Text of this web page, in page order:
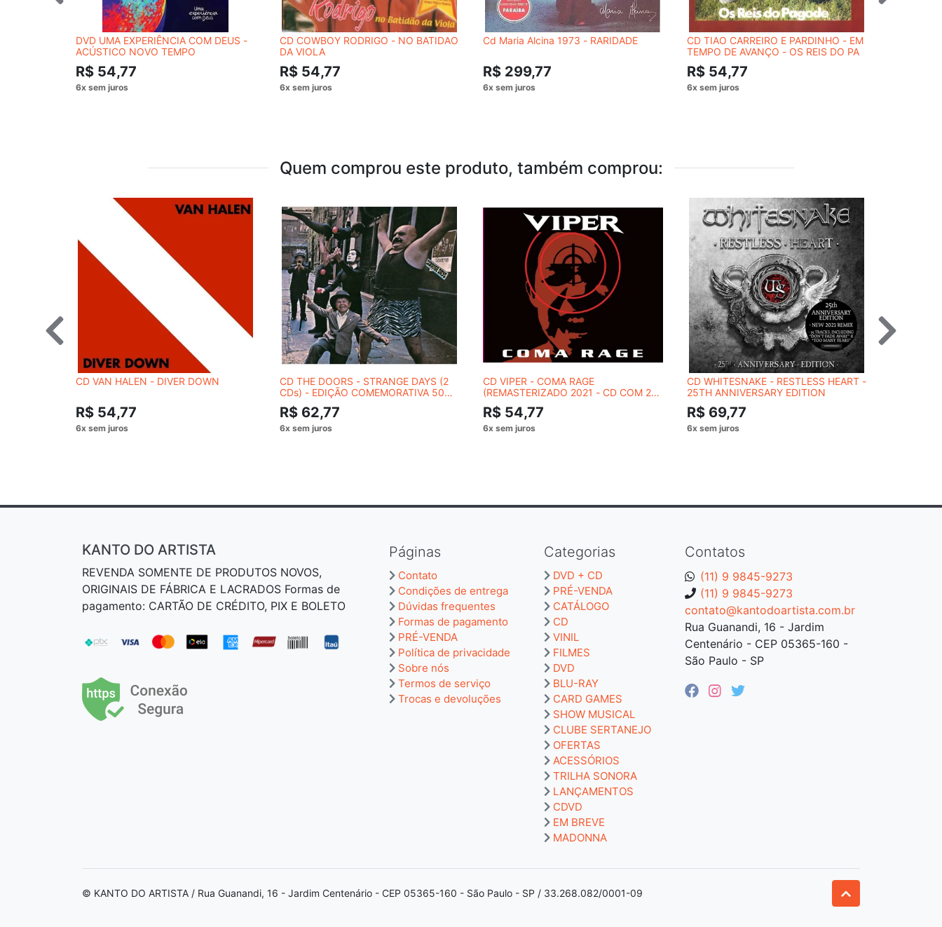
DVD UMA EXPERIÊNCIA COM DEUS -
ACÚSTICO NOVO TEMPO
R$ 54,77
CD COWBOY RODRIGO - NO BATIDAO
DA VIOLA
R$ 54,77
Cd Maria Alcina 1973 - RARIDADE
R$ 299,77
CD TIAO CARREIRO E PARDINHO - EM
TEMPO DE AVANÇO - OS REIS DO PA
R$ 54,77
Quem comprou este produto, também comprou:
CD VAN HALEN - DIVER DOWN
R$ 54,77
CD THE DOORS - STRANGE DAYS (2
CDs) - EDIÇÃO COMEMORATIVA 50
ANOS
R$ 62,77
CD VIPER - COMA RAGE
(REMASTERIZADO 2021 - CD COM 24
FAIXAS)
R$ 54,77
CD WHITESNAKE - RESTLESS HEART -
25TH ANNIVERSARY EDITION
R$ 69,77
Contatos
(11) 9 9845-9273
(11) 9 9845-9273
contato@kantodoartista.com.br
Rua Guanandi, 16 - Jardim
Centenário - CEP 05365-160 -
São Paulo - SP
Páginas
Contato
Condições de entrega
Dúvidas frequentes
Formas de pagamento
PRÉ-VENDA
Política de privacidade
Sobre nós
Termos de serviço
Trocas e devoluções
Categorias
DVD + CD
PRÉ-VENDA
CATÁLOGO
CD
VINIL
FILMES
DVD
BLU-RAY
CARD GAMES
SHOW MUSICAL
CLUBE SERTANEJO
OFERTAS
ACESSÓRIOS
TRILHA SONORA
LANÇAMENTOS
CDVD
EM BREVE
MADONNA
KANTO DO ARTISTA
REVENDA SOMENTE DE PRODUTOS NOVOS,
ORIGINAIS DE FÁBRICA E LACRADOS Formas de
pagamento: CARTÃO DE CRÉDITO, PIX E BOLETO
© KANTO DO ARTISTA / Rua Guanandi, 16 - Jardim Centenário - CEP 05365-160 - São Paulo - SP / 33.268.082/0001-09